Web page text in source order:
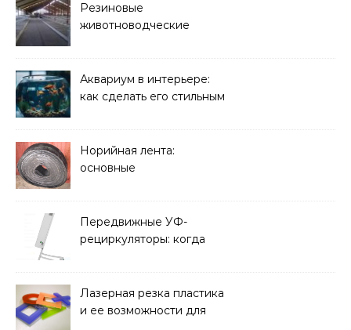
Резиновые
животноводческие
решать
Аквариум в интерьере:
как сделать его стильным
Норийная лента:
основные
и советы по выбору
Передвижные УФ-
рециркуляторы: когда
Лазерная резка пластика
и ее возможности для